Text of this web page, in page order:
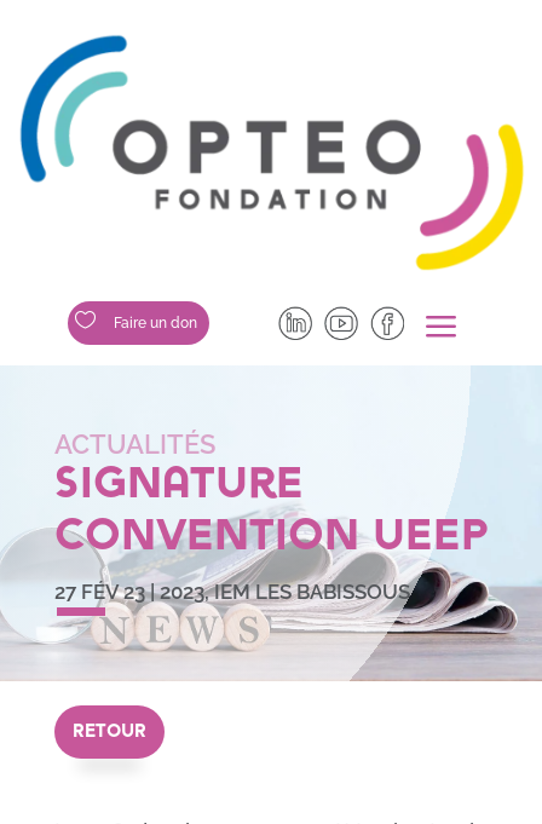
 Faire un don a
Signature
Convention UEEP
27 FÉV 23|2023,IEM LES BABISSOUS
RETOUR